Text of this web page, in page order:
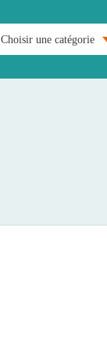
Choisir une catégorie